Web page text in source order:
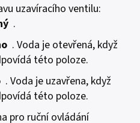
uzavíracího ventilu:
.
. Voda je otevřená, když
této poloze.
. Voda je uzavřena, když
této poloze.
pro ruční ovládání